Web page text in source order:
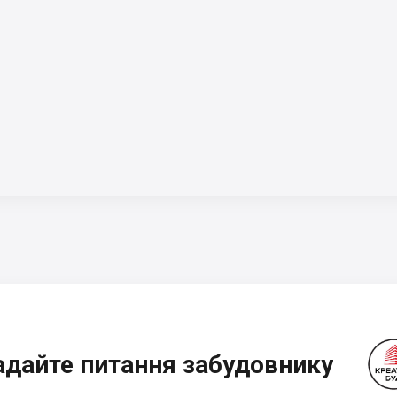
питання забудовнику